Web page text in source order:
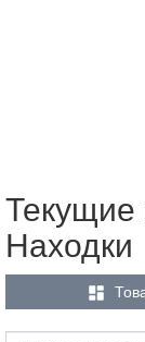
Текущие
Находки
